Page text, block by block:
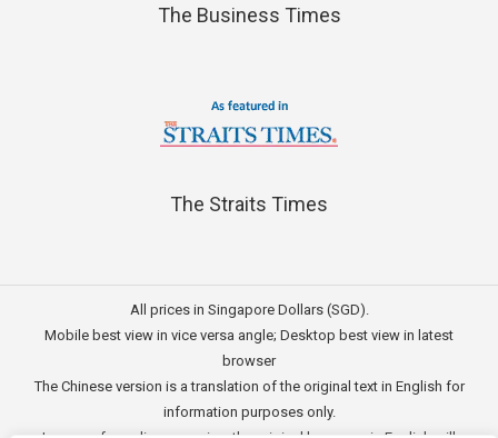
The Business Times
The Straits Times
All prices in Singapore Dollars (SGD).
Mobile best view in vice versa angle; Desktop best view in latest
browser
The Chinese version is a translation of the original text in English for
information purposes only.